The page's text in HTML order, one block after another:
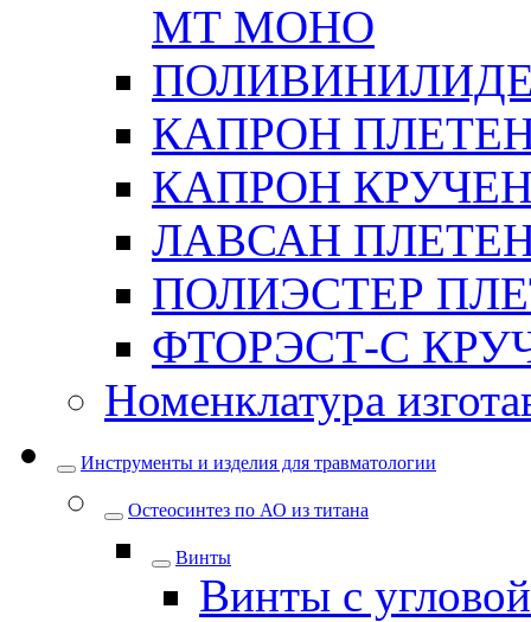
МТ МОНО
КАПРОН
КАПРОН
ЛАВСАН
ПОЛИЭСТЕР
ФТОРЭСТ-С
Номенклатура
Инструменты и изделия для травматологии
Остеосинтез по АО из титана
Винты
Винты с